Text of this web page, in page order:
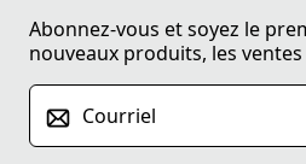
Abonnez-vous et soyez le
nouveaux produits, les
Courriel